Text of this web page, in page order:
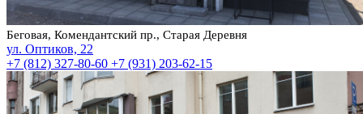
Беговая, Комендантский пр., Старая Деревня
ул. Оптиков, 22
+7 (812) 327-80-60 +7 (931) 203-62-15